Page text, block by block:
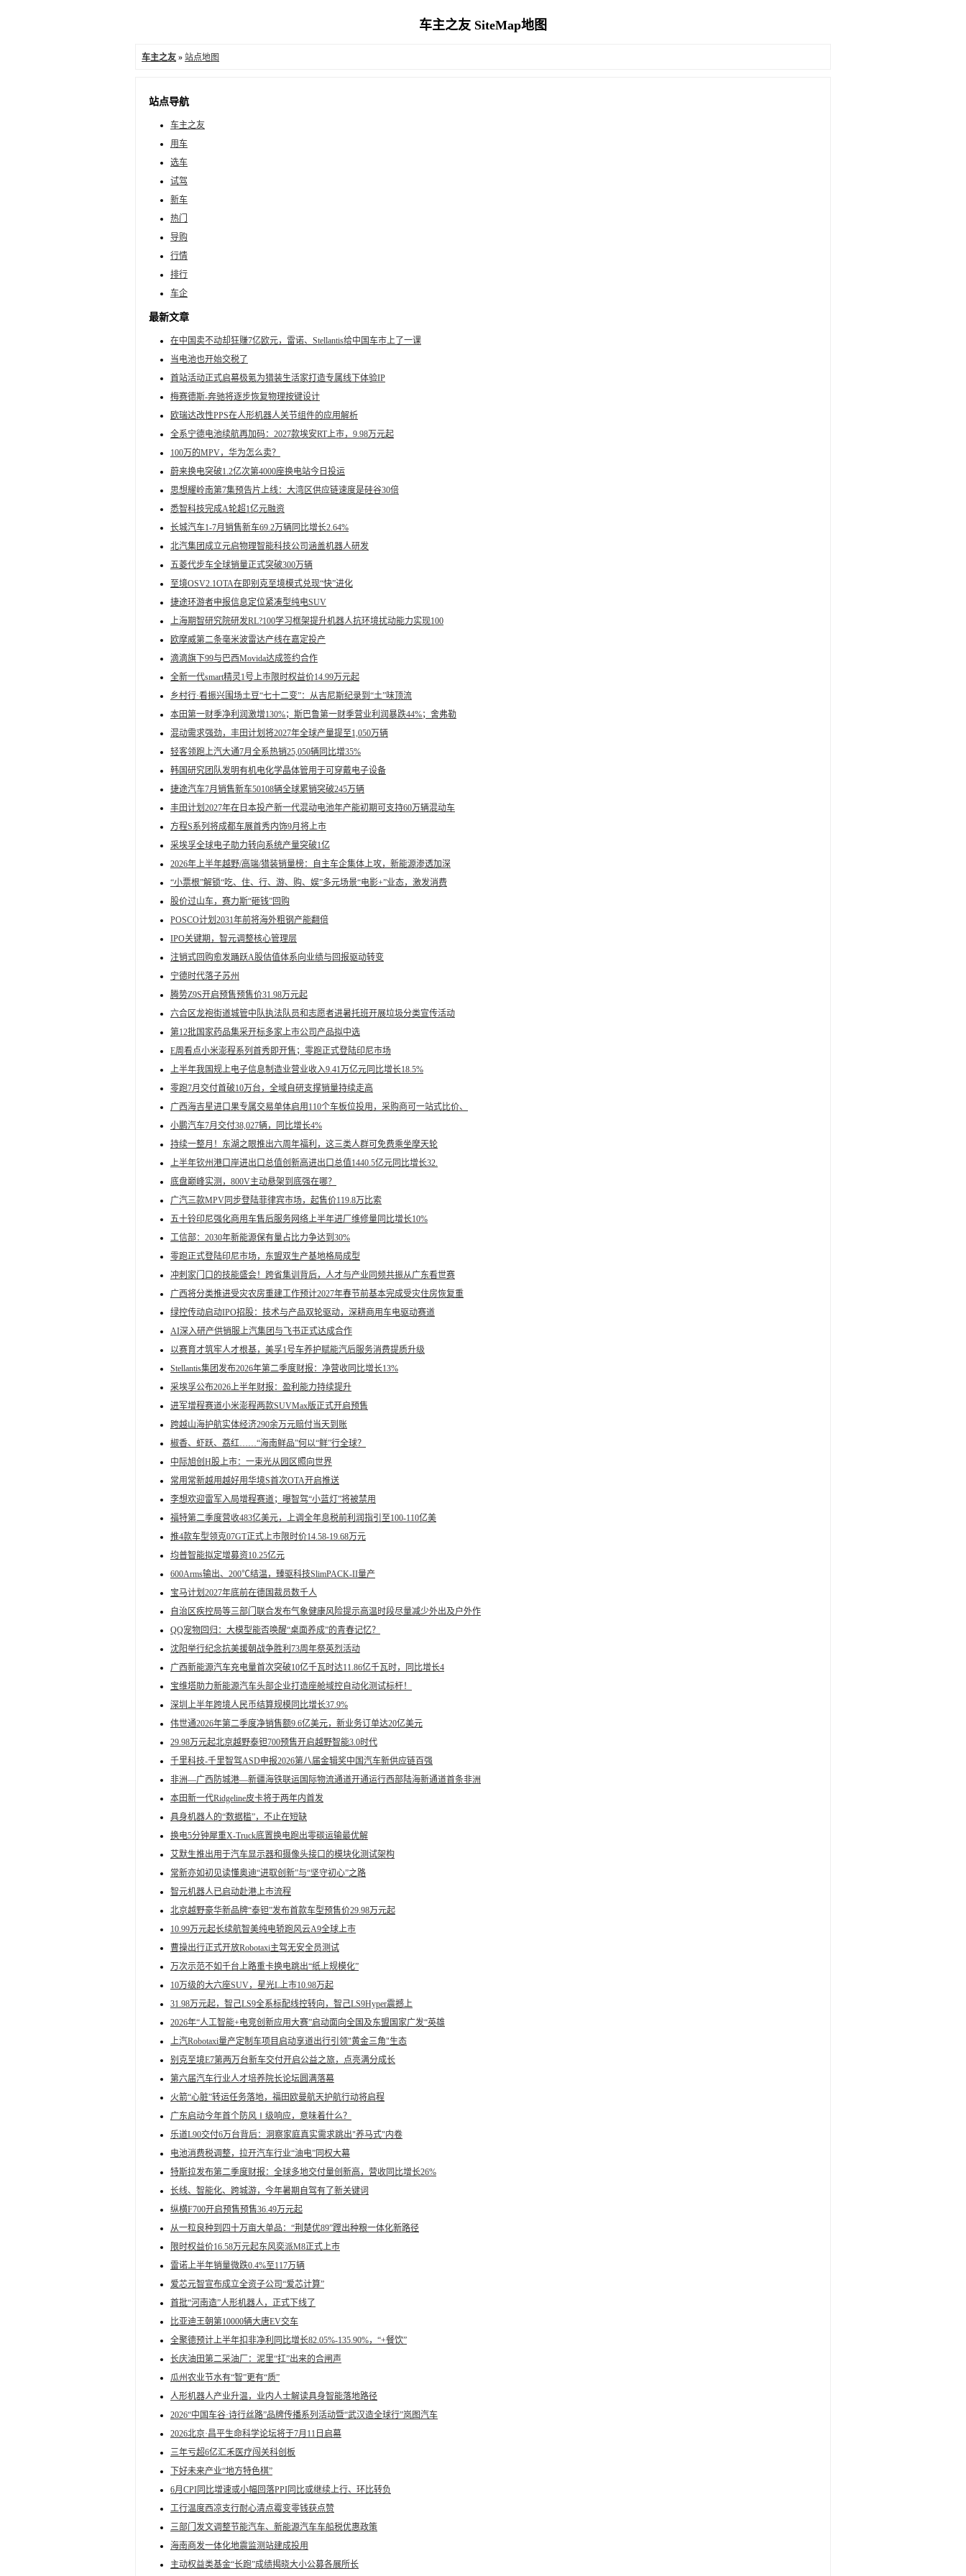
车主之友 SiteMap地图
车主之友 » 站点地图
站点导航
车主之友
用车
选车
试驾
新车
热门
导购
行情
排行
车企
最新文章
在中国卖不动却狂赚7亿欧元，雷诺、Stellantis给中国车市上了一课
当电池也开始交税了
首站活动正式启幕极氪为猎装生活家打造专属线下体验IP
梅赛德斯-奔驰将逐步恢复物理按键设计
欧瑞达改性PPS在人形机器人关节组件的应用解析
全系宁德电池续航再加码：2027款埃安RT上市，9.98万元起
100万的MPV，华为怎么卖？
蔚来换电突破1.2亿次第4000座换电站今日投运
思想耀岭南第7集预告片上线：大湾区供应链速度是硅谷30倍
悉智科技完成A轮超1亿元融资
长城汽车1-7月销售新车69.2万辆同比增长2.64%
北汽集团成立元启物理智能科技公司涵盖机器人研发
五菱代步车全球销量正式突破300万辆
至境OSV2.1OTA在即别克至境模式兑现“快”进化
捷途环游者申报信息定位紧凑型纯电SUV
上海期智研究院研发RL?100学习框架提升机器人抗环境扰动能力实现100
欧摩威第二条毫米波雷达产线在嘉定投产
滴滴旗下99与巴西Movida达成签约合作
全新一代smart精灵1号上市限时权益价14.99万元起
乡村行·看振兴围场土豆“七十二变”：从吉尼斯纪录到“土”味顶流
本田第一财季净利润激增130%；斯巴鲁第一财季营业利润暴跌44%；舍弗勒
混动需求强劲，丰田计划将2027年全球产量提至1,050万辆
轻客领跑上汽大通7月全系热销25,050辆同比增35%
韩国研究团队发明有机电化学晶体管用于可穿戴电子设备
捷途汽车7月销售新车50108辆全球累销突破245万辆
丰田计划2027年在日本投产新一代混动电池年产能初期可支持60万辆混动车
方程S系列将成都车展首秀内饰9月将上市
采埃孚全球电子助力转向系统产量突破1亿
2026年上半年越野/高端/猎装销量榜：自主车企集体上攻，新能源渗透加深
“小票根”解锁“吃、住、行、游、购、娱”多元场景“电影+”业态，激发消费
股价过山车，赛力斯“砸钱”回购
POSCO计划2031年前将海外粗钢产能翻倍
IPO关键期，智元调整核心管理层
注销式回购愈发踊跃A股估值体系向业绩与回报驱动转变
宁德时代落子苏州
腾势Z9S开启预售预售价31.98万元起
六合区龙袍街道城管中队执法队员和志愿者进暑托班开展垃圾分类宣传活动
第12批国家药品集采开标多家上市公司产品拟中选
E周看点小米澎程系列首秀即开售；零跑正式登陆印尼市场
上半年我国规上电子信息制造业营业收入9.41万亿元同比增长18.5%
零跑7月交付首破10万台，全域自研支撑销量持续走高
广西海吉星进口果专属交易单体启用110个车板位投用，采购商可一站式比价、
小鹏汽车7月交付38,027辆，同比增长4%
持续一整月！东湖之眼推出六周年福利，这三类人群可免费乘坐摩天轮
上半年钦州港口岸进出口总值创新高进出口总值1440.5亿元同比增长32.
底盘巅峰实测，800V主动悬架到底强在哪？
广汽三款MPV同步登陆菲律宾市场，起售价119.8万比索
五十铃印尼强化商用车售后服务网络上半年进厂维修量同比增长10%
工信部：2030年新能源保有量占比力争达到30%
零跑正式登陆印尼市场，东盟双生产基地格局成型
冲刺家门口的技能盛会！跨省集训背后，人才与产业同频共振从广东看世赛
广西将分类推进受灾农房重建工作预计2027年春节前基本完成受灾住房恢复重
绿控传动启动IPO招股：技术与产品双轮驱动，深耕商用车电驱动赛道
AI深入研产供销服上汽集团与飞书正式达成合作
以赛育才筑牢人才根基，美孚1号车养护赋能汽后服务消费提质升级
Stellantis集团发布2026年第二季度财报：净营收同比增长13%
采埃孚公布2026上半年财报：盈利能力持续提升
进军增程赛道小米澎程两款SUVMax版正式开启预售
跨越山海护航实体经济290余万元赔付当天到账
椒香、虾跃、荔红……“海南鲜品”何以“鲜”行全球？
中际旭创H股上市：一束光从园区照向世界
常用常新越用越好用华境S首次OTA开启推送
李想欢迎雷军入局增程赛道；曝智驾“小蓝灯”将被禁用
福特第二季度营收483亿美元，上调全年息税前利润指引至100-110亿美
推4款车型领克07GT正式上市限时价14.58-19.68万元
均普智能拟定增募资10.25亿元
600Arms输出、200℃结温，臻驱科技SlimPACK-II量产
宝马计划2027年底前在德国裁员数千人
自治区疾控局等三部门联合发布气象健康风险提示高温时段尽量减少外出及户外作
QQ宠物回归：大模型能否唤醒“桌面养成”的青春记忆？
沈阳举行纪念抗美援朝战争胜利73周年祭英烈活动
广西新能源汽车充电量首次突破10亿千瓦时达11.86亿千瓦时，同比增长4
宝维塔助力新能源汽车头部企业打造座舱域控自动化测试标杆！
深圳上半年跨境人民币结算规模同比增长37.9%
伟世通2026年第二季度净销售额9.6亿美元，新业务订单达20亿美元
29.98万元起北京越野泰钽700预售开启越野智能3.0时代
千里科技-千里智驾ASD申报2026第八届金辑奖中国汽车新供应链百强
非洲—广西防城港—新疆海铁联运国际物流通道开通运行西部陆海新通道首条非洲
本田新一代Ridgeline皮卡将于两年内首发
具身机器人的“数据槛”，不止在短缺
换电5分钟犀重X-Truck底置换电跑出零碳运输最优解
艾默生推出用于汽车显示器和摄像头接口的模块化测试架构
常新亦如初见读懂奥迪“进取创新”与“坚守初心”之路
智元机器人已启动赴港上市流程
北京越野豪华新品牌“泰钽”发布首款车型预售价29.98万元起
10.99万元起长续航智美纯电轿跑风云A9全球上市
曹操出行正式开放Robotaxi主驾无安全员测试
万次示范不如千台上路重卡换电跳出“纸上规模化”
10万级的大六座SUV，星光L上市10.98万起
31.98万元起，智己LS9全系标配线控转向，智己LS9Hyper震撼上
2026年“人工智能+电竞创新应用大赛”启动面向全国及东盟国家广发“英雄
上汽Robotaxi量产定制车项目启动享道出行引领"黄金三角"生态
别克至境E7第两万台新车交付开启公益之旅，点亮满分成长
第六届汽车行业人才培养院长论坛圆满落幕
火箭“心脏”转运任务落地，福田欧曼航天护航行动将启程
广东启动今年首个防风Ⅰ级响应，意味着什么？
乐道L90交付6万台背后：洞察家庭真实需求跳出"养马式"内卷
电池消费税调整，拉开汽车行业“油电”同权大幕
特斯拉发布第二季度财报：全球多地交付量创新高，营收同比增长26%
长线、智能化、跨城游，今年暑期自驾有了新关键词
纵横F700开启预售预售36.49万元起
从一粒良种到四十万亩大单品：“荆楚优89”蹚出种粮一体化新路径
限时权益价16.58万元起东风奕派M8正式上市
雷诺上半年销量微跌0.4%至117万辆
爱芯元智宣布成立全资子公司“爱芯计算”
首批“河南造”人形机器人，正式下线了
比亚迪王朝第10000辆大唐EV交车
全聚德预计上半年扣非净利同比增长82.05%-135.90%，“+餐饮”
长庆油田第二采油厂：泥里“扛”出来的合闸声
瓜州农业节水有“智”更有“质”
人形机器人产业升温，业内人士解读具身智能落地路径
2026“中国车谷·诗行丝路”品牌传播系列活动暨“武汉造全球行”岚图汽车
2026北京·昌平生命科学论坛将于7月11日启幕
三年亏超6亿汇禾医疗闯关科创板
下好未来产业“地方特色棋”
6月CPI同比增速或小幅回落PPI同比或继续上行、环比转负
工行温度西凉支行耐心清点霉变零钱获点赞
三部门发文调整节能汽车、新能源汽车车船税优惠政策
海南商发一体化地震监测站建成投用
主动权益类基金“长跑”成绩揭晓大小公募各展所长